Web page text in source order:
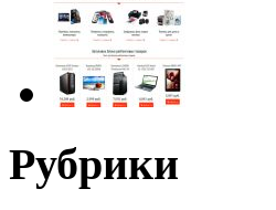
Рубрики